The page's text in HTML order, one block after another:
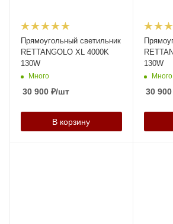
Прямоугольный светильник
RETTANGOLO XL 4000K
130W
Много
30 900 ₽/шт
В корзину
130W
Много
30 900